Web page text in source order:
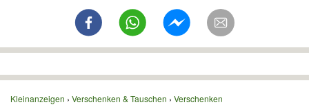
Kleinanzeigen Verschenken & Tauschen Verschenken